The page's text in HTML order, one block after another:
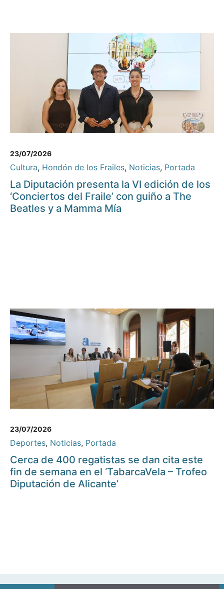
23/07/2026
Cultura, Hondón de los Frailes, Noticias, Portada
La Diputación presenta la VI edición de los
‘Conciertos del Fraile’ con guiño a The
Beatles y a Mamma Mía
23/07/2026
Deportes, Noticias, Portada
Cerca de 400 regatistas se dan cita este
fin de semana en el ‘TabarcaVela – Trofeo
Diputación de Alicante’